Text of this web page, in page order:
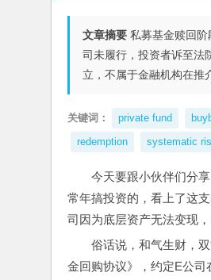
文章摘要 私募基金赎回
司未履行，投资者诉至法
立，不属于金融机构在推
关键词： private fund
redemption
systematic
今天要跟小伙伴们分
常年搞投资的，看上了这
司因为底层资产无法变现
俗话说，和气生财，
金回购协议》，约定E公